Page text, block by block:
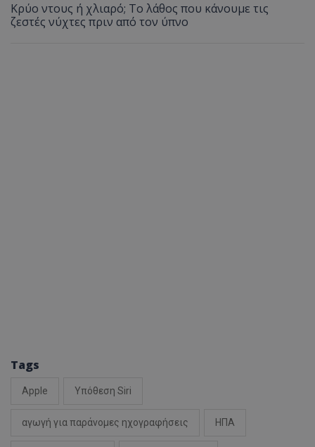
Κρύο ντους ή χλιαρό; Το λάθος που κάνουμε τις
ζεστές νύχτες πριν από τον ύπνο
Tags
Apple Υπόθεση Siri
αγωγή για παράνομες ηχογραφήσεις ΗΠΑ